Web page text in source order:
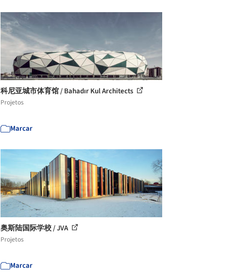
科尼亚城市体育馆 / Bahadır Kul Architects
Projetos
Marcar
奥斯陆国际学校 / JVA
Projetos
Marcar